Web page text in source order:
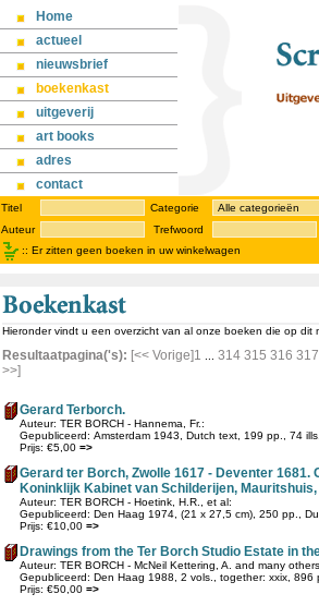
Home
actueel
nieuwsbrief
boekenkast
uitgeverij
art books
adres
contact
Titel
Categorie
Auteur
Trefwoord
:: Er zitten geen boeken in uw winkelwagen
Hieronder vindt u een overzicht van al onze boeken die op dit
Resultaatpagina('s): [<< Vorige]1 314 315 316 317
>>]
Gerard Terborch.
Auteur: TER BORCH - Hannema, Fr.:
Gepubliceerd: Amsterdam 1943, Dutch text, 199 pp., 74
Prijs: €5,00 =>
Gerard ter Borch, Zwolle 1617 - Deventer 1681.
Koninklijk Kabinet van Schilderijen, Mauritshuis,
Auteur: TER BORCH - Hoetink, H.R., et al:
Gepubliceerd: Den Haag 1974, (21 x 27,5 cm), 250 pp.,
Prijs: €10,00 =>
Drawings from the Ter Borch Studio Estate in
Auteur: TER BORCH - McNeil Kettering, A. and many
Gepubliceerd: Den Haag 1988, 2 vols., together: xxix, 896
Prijs: €50,00 =>